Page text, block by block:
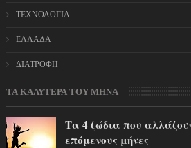
ΤΕΧΝΟΛΟΓΙΑ
ΕΛΛΑΔΑ
ΔΙΑΤΡΟΦΗ
ΤΑ ΚΑΛΥΤΕΡΑ ΤΟΥ ΜΗΝΑ
Τα 4 ζώδια που
επόμενους μήνες